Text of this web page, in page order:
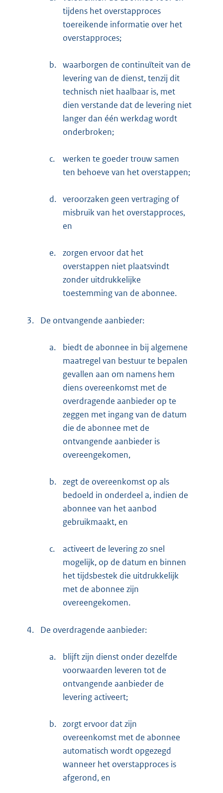
tijdens het overstapproces
toereikende informatie over het
overstapproces;
b. waarborgen de continuïteit van de
levering van de dienst, tenzij dit
technisch niet haalbaar is, met
dien verstande dat de levering niet
langer dan één werkdag wordt
onderbroken;
c.
werken te goeder trouw samen
ten behoeve van het overstappen;
d. veroorzaken geen vertraging of
misbruik van het overstapproces,
en
e.
zorgen ervoor dat het
overstappen niet plaatsvindt
zonder uitdrukkelijke
toestemming van de abonnee.
3. De ontvangende aanbieder:
a.
biedt de abonnee in bij algemene
maatregel van bestuur te bepalen
gevallen aan om namens hem
diens overeenkomst met de
overdragende aanbieder op te
zeggen met ingang van de datum
die de abonnee met de
ontvangende aanbieder is
overeengekomen,
b. zegt de overeenkomst op als
bedoeld in onderdeel a, indien de
abonnee van het aanbod
gebruikmaakt, en
c.
activeert de levering zo snel
mogelijk, op de datum en binnen
het tijdsbestek die uitdrukkelijk
met de abonnee zijn
overeengekomen.
4. De overdragende aanbieder:
a.
blijft zijn dienst onder dezelfde
voorwaarden leveren tot de
ontvangende aanbieder de
levering activeert;
b. zorgt ervoor dat zijn
overeenkomst met de abonnee
automatisch wordt opgezegd
wanneer het overstapproces is
afgerond, en